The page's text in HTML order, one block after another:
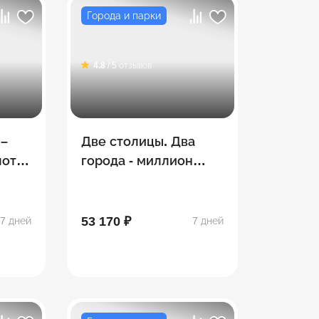
7 дней
Города и парки
4.8 / 5 отзывов
Две столицы. Два
города - миллион
53 170 ₽
7 дней